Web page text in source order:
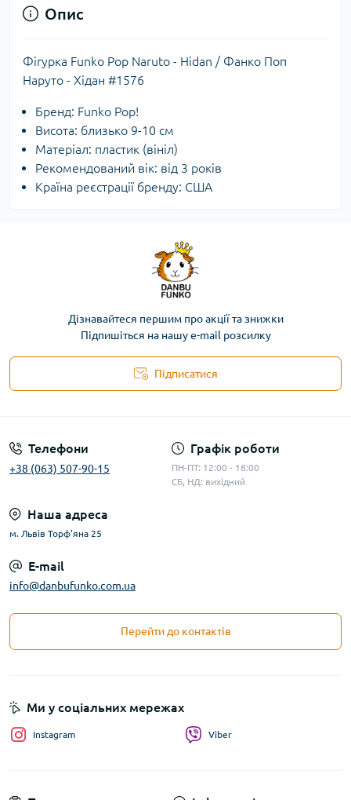
Опис
Фігурка Funko Pop Naruto - Hidan / Фанко Поп
Наруто - Хідан #1576
Бренд: Funko Pop!
Висота: близько 9-10 см
Матеріал: пластик (вініл)
Рекомендований вік: від 3 років
Країна реєстрації бренду: США
Дізнавайтеся першим про акції та знижки
Підпишіться на нашу e-mail розсилку
Підписатися
Телефони
+38 (063) 507-90-15
Графік роботи
ПН-ПТ: 12:00 - 18:00
СБ, НД: вихідний
Наша адреса
м. Львів Торф'яна 25
E-mail
info@danbufunko.com.ua
Перейти до контактів
Ми у соціальних мережах
Instagram Viber